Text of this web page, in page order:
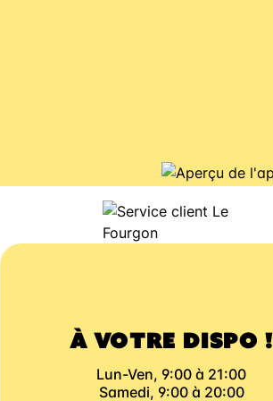
À VOTRE DISPO !
Lun-Ven, 9:00 à 21:00
Samedi, 9:00 à 20:00